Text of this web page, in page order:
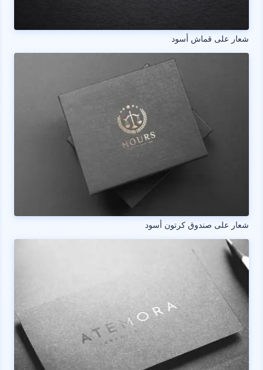
شعار على قماش أسود
شعار على صندوق كرتون أسود